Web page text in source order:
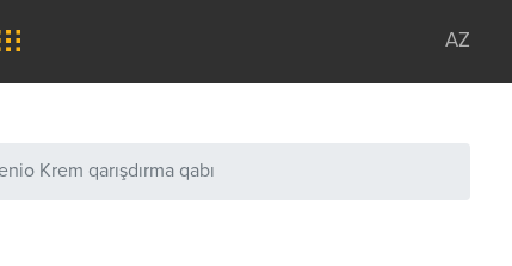
AZ
Krem qarışdırma qabı